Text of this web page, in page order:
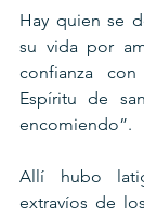
Hay quien se
su vida por
confianza
Espíritu de
encomiendo”.
Allí hubo
extravíos de